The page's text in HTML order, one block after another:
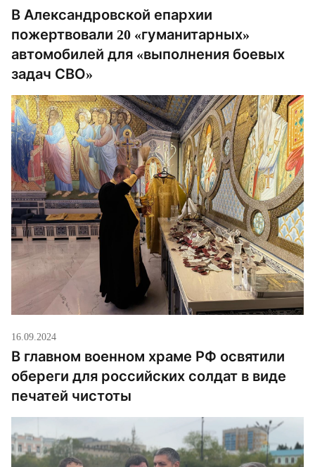
В Александровской епархии
пожертвовали 20 «гуманитарных»
автомобилей для «выполнения боевых
задач СВО»
16.09.2024
В главном военном храме РФ освятили
обереги для российских солдат в виде
печатей чистоты